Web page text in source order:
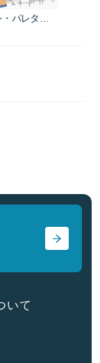
いて